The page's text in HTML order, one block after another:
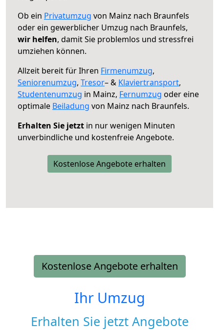
Ob ein Privatumzug von Mainz nach Braunfels
oder ein gewerblicher Umzug nach Braunfels,
wir helfen, damit Sie problemlos und stressfrei
umziehen können.
Allzeit bereit für Ihren Firmenumzug,
Seniorenumzug, Tresor– & Klaviertransport,
Studentenumzug in Mainz, Fernumzug oder eine
optimale Beiladung von Mainz nach Braunfels.
Erhalten Sie jetzt in nur wenigen Minuten
unverbindliche und kostenfreie Angebote.
Kostenlose Angebote erhalten
Kostenlose Angebote erhalten
Ihr Umzug
Erhalten Sie jetzt Angebote